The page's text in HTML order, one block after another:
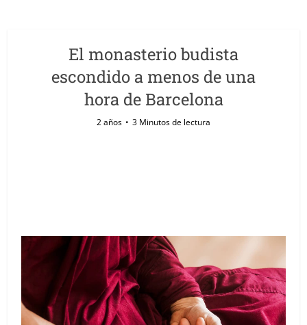
El monasterio budista
escondido a menos de una
hora de Barcelona
2 años 3 Minutos de lectura